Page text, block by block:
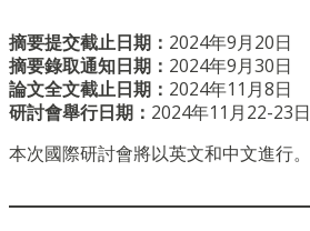
摘要提交截止日期： 2024年9月20日
摘要錄取通知日期： 2024年9月30日
論文全文截止日期： 2024年11月8日
研討會舉行日期： 2024年11月22-23日
本次國際研討會將以英文和中文進行。